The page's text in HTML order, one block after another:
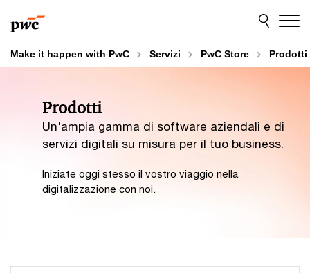
to
content
to
footer
Make it happen with PwC Servizi PwC Store Prodotti
Un'ampia gamma di software aziendali e di
servizi digitali su misura per il tuo business.
Prodotti
Iniziate oggi stesso il vostro viaggio nella
digitalizzazione con noi.